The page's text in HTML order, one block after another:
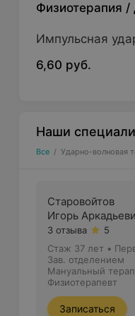
Физиотерапия /
Импульсная
6,60 руб.
Наши
Все / Ударно-волновая
Старовойтов
Игорь
3 отзыва
5
Стаж 37 лет •
Зав. отделением
Мануальный
Физиотерапевт
Записаться